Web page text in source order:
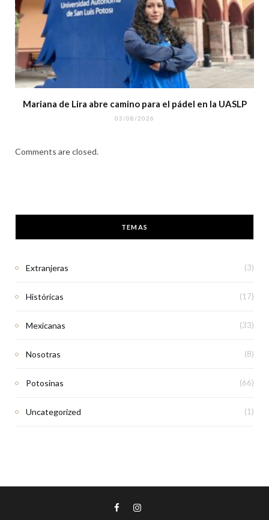
Mariana de Lira abre camino para el pádel en la UASLP
03/08/2026
Comments are closed.
TEMAS
Extranjeras (3)
Históricas (17)
Mexicanas (33)
Nosotras (8)
Potosinas (66)
Uncategorized (1)